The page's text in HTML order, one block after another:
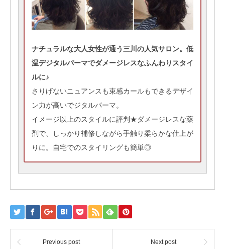
ナチュラルな大人女性が通う三川の人気サロン。低
温デジタルパーマでダメージレスなふんわりスタイ
ルに♪
さりげないニュアンスも束感カールもできるデザイ
ン力が高いでジタルパーマ。
イメージ以上のスタイルに評判★ダメージレスな薬
剤で、しっかり補修しながら手触り柔らかな仕上が
りに。自宅でのスタイリングも簡単◎
Previous post Next post